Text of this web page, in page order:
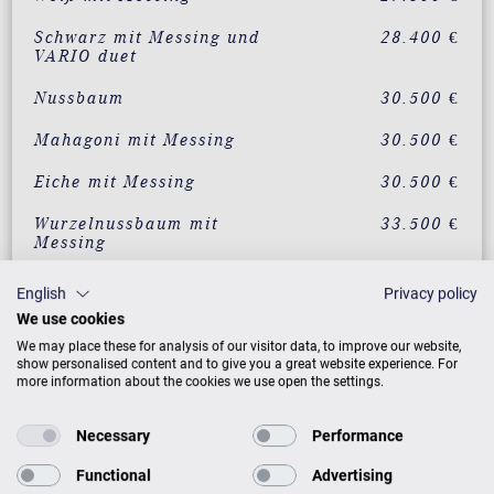
Schwarz mit Messing und
VARIO duet
28.400 €
Nussbaum 30.500 €
Mahagoni mit Messing 30.500 €
Eiche mit Messing 30.500 €
Wurzelnussbaum mit
Messing
33.500 €
Vavona mit Messing 33.500 €
Makassar mit Messing
Santos Palisander mit
Messing
33.500 €
Pyramidenmahagoni mit
Messing
33.500 €
English
Privacy policy
We use cookies
We may place these for analysis of our visitor data, to improve our website,
show personalised content and to give you a great website experience. For
more information about the cookies we use open the settings.
Necessary Performance
Functional Advertising